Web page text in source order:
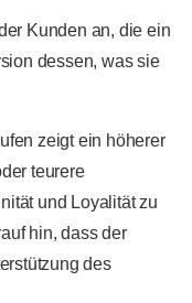
Kunden an, die ein
dessen, was sie
zeigt ein höherer
teurere
und Loyalität zu
hin, dass der
des